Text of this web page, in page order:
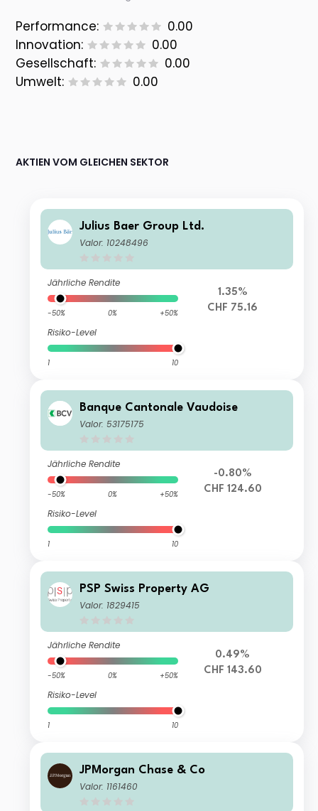
Performance:
0.00
Innovation:
0.00
Gesellschaft:
0.00
Umwelt:
0.00
AKTIEN VOM GLEICHEN SEKTOR
Julius Baer Group Ltd.
Valor: 10248496
Jährliche Rendite
-50% 0% +50%
Risiko-Level
1 10
1.35%
CHF 75.16
Banque Cantonale Vaudoise
Valor: 53175175
Jährliche Rendite
-50% 0% +50%
Risiko-Level
1 10
-0.80%
CHF 124.60
PSP Swiss Property AG
Valor: 1829415
Jährliche Rendite
-50% 0% +50%
Risiko-Level
1 10
0.49%
CHF 143.60
JPMorgan Chase & Co
Valor: 1161460